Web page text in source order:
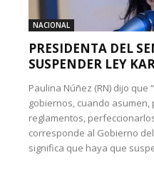
NACIONAL
PRESIDENTA DEL
SUSPENDER LEY
Paulina Núñez (RN) dijo
gobiernos, cuando
reglamentos,
corresponde al Gobierno
significa que haya que